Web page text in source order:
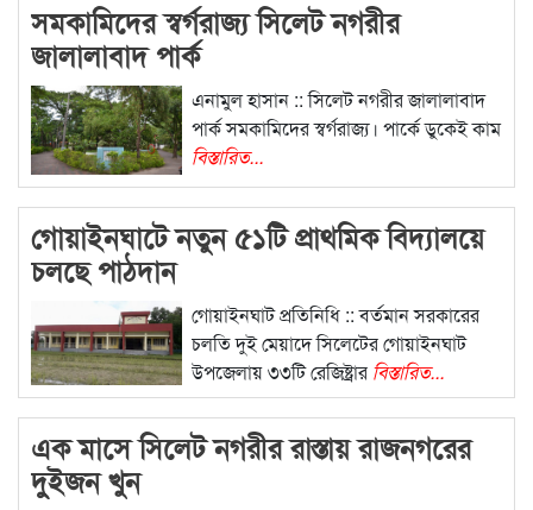
সমকামিদের স্বর্গরাজ্য সিলেট নগরীর
জালালাবাদ পার্ক
এনামুল হাসান :: সিলেট নগরীর জালালাবাদ
পার্ক সমকামিদের স্বর্গরাজ্য। পার্কে ডুকেই কাম
বিস্তারিত...
গোয়াইনঘাটে নতুন ৫১টি প্রাথমিক বিদ্যালয়ে
চলছে পাঠদান
গোয়াইনঘাট প্রতিনিধি :: বর্তমান সরকারের
চলতি দুই মেয়াদে সিলেটের গোয়াইনঘাট
উপজেলায় ৩৩টি রেজিষ্ট্রার বিস্তারিত...
এক মাসে সিলেট নগরীর রাস্তায় রাজনগরের
দুইজন খুন